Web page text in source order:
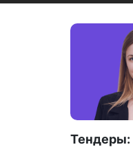
Тендеры: